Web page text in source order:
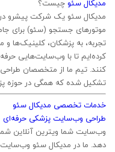
مدیکال سئوچیست؟
مدیکال سئو یک شرکت پیشرو
موتورهای جستجو (سئو) برای
تجربه، به پزشکان، کلینیک‌ها و
کرده‌ایم تا با وب‌سایت‌هایی
کنند. تیم ما از متخصصان
تشکیل شده که همگی در حوزه
خدمات تخصصی مدیکال سئو
طراحی وب‌سایت پزشکی حرفه‌ای
وب‌سایت شما ویترین آنلاین
دهد. ما در مدیکال سئو